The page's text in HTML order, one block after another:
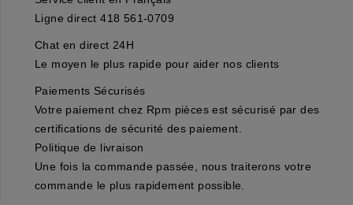
Ligne direct 418 561-0709
Chat en direct 24H
Le moyen le plus rapide pour aider nos clients
Paiements Sécurisés
Votre paiement chez Rpm pièces est sécurisé par des
certifications de sécurité des paiement.
Politique de livraison
Une fois la commande passée, nous traiterons votre
commande le plus rapidement possible.